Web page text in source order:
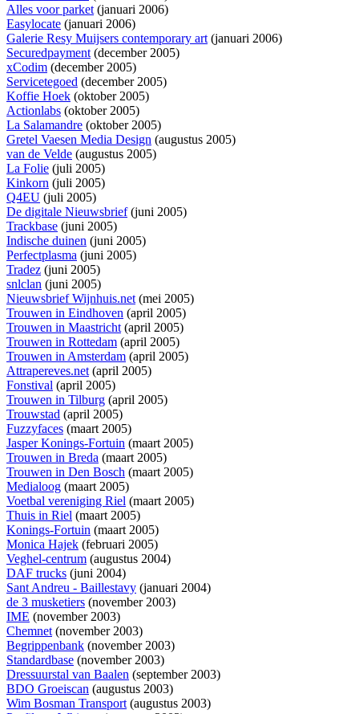
Alles voor parket(januari 2006)
Easylocate (januari 2006)
Galerie Resy Muijsers contemporary art(januari 2006)
Securedpayment(december 2005)
xCodim (december 2005)
Servicetegoed (december 2005)
Koffie Hoek (oktober 2005)
Actionlabs (oktober 2005)
La Salamandre (oktober 2005)
Gretel Vaesen Media Design (augustus 2005)
van de Velde (augustus 2005)
La Folie (juli 2005)
Kinkorn (juli 2005)
Q4EU (juli 2005)
De digitale Nieuwsbrief(juni 2005)
Trackbase (juni 2005)
Indische duinen (juni 2005)
Perfectplasma (juni 2005)
Tradez (juni 2005)
snlclan (juni 2005)
Nieuwsbrief Wijnhuis.net(mei 2005)
Trouwen in Eindhoven (april 2005)
Trouwen in Maastricht(april 2005)
Trouwen in Rottedam (april 2005)
Trouwen in Amsterdam (april 2005)
Attrapereves.net(april 2005)
Fonstival (april 2005)
Trouwen in Tilburg (april 2005)
Trouwstad (april 2005)
Fuzzyfaces (maart 2005)
Jasper Konings-Fortuin (maart 2005)
Trouwen in Breda (maart 2005)
Trouwen in Den Bosch (maart 2005)
Medialoog (maart 2005)
Voetbal vereniging Riel (maart 2005)
Thuis in Riel (maart 2005)
Konings-Fortuin (maart 2005)
Monica Hajek (februari 2005)
Veghel-centrum (augustus 2004)
DAF trucks (juni 2004)
Sant Andreu - Baillestavy (januari 2004)
de 3 musketiers (november 2003)
IME (november 2003)
Chemnet(november 2003)
Begrippenbank (november 2003)
Standardbase (november 2003)
Dressuurstal van Baalen (september 2003)
BDO Groeiscan (augustus 2003)
Wim Bosman Transport(augustus 2003)